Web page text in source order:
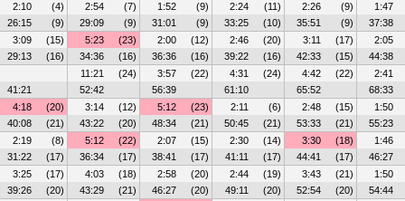
2:10 (4) 2:54 (7) 1:52 (9) 2:24 (11) 2:26 (9)
1:47
26:15 (9) 29:09 (9) 31:01 (9) 33:25 (10) 35:51 (9)
37:38
3:09 (15) 5:23 (23) 2:00 (12) 2:46 (20) 3:11 (17)
2:05
29:13 (16) 34:36 (16) 36:36 (16) 39:22 (16) 42:33 (15)
44:38
11:21 (24) 3:57 (22) 4:31 (24) 4:42 (22)
2:41
41:21 52:42 56:39 61:10 65:52
68:33
4:18 (20) 3:14 (12) 5:12 (23) 2:11 (6) 2:48 (15)
1:50
40:08 (21) 43:22 (20) 48:34 (21) 50:45 (21) 53:33 (21)
55:23
2:19 (8) 5:12 (22) 2:07 (15) 2:30 (14) 3:30 (18)
1:46
31:22 (17) 36:34 (17) 38:41 (17) 41:11 (17) 44:41 (17)
46:27
3:25 (17) 4:03 (18) 2:58 (20) 2:44 (19) 3:43 (21)
1:50
39:26 (20) 43:29 (21) 46:27 (20) 49:11 (20) 52:54 (20) 54:44